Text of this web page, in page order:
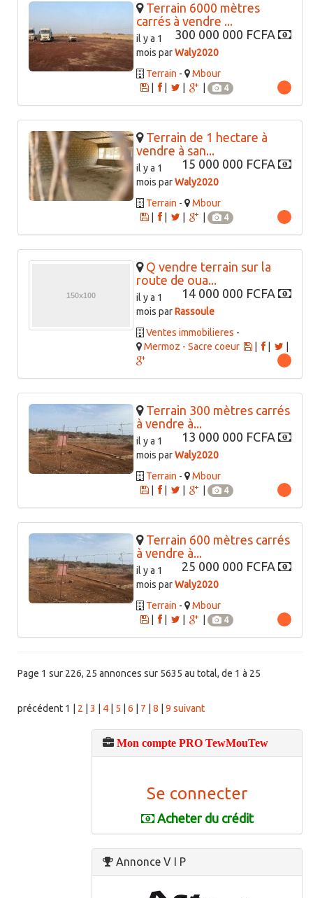
Terrain 6000 mètres
carrés à vendre ...
300 000 000 FCFA
il y a 1
mois parWaly2020
Terrain -
Mbour
|
4
Terrain de 1 hectare à
vendre à san...
15 000 000 FCFA
il y a 1
mois parWaly2020
Terrain -
Mbour
|
4
Q vendre terrain sur la
route de oua...
14 000 000 FCFA
il y a 1
mois parRassoule
Ventes immobilieres -
Mermoz - Sacre coeur
|
Terrain 300 mètres carrés
à vendre à...
13 000 000 FCFA
il y a 1
mois parWaly2020
Terrain -
Mbour
|
4
Terrain 600 mètres carrés
à vendre à...
25 000 000 FCFA
il y a 1
mois parWaly2020
Terrain -
Mbour
|
4
Page 1 sur 226, 25 annonces sur 5635 au total, de 1 à 25
précédent 1 2 3 4 5 6 7 8 9 suivant
Mon compte PRO TewMouTew
Se connecter
Acheter du crédit
Annonce V I P